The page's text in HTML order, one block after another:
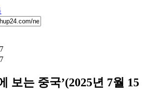
보는 중국’(2025년 7월 15